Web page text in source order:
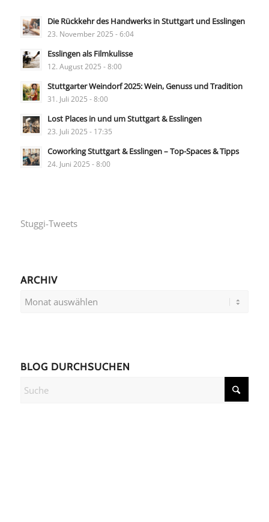
Die Rückkehr des Handwerks in Stuttgart und Esslingen
23. November 2025 - 6:04
Esslingen als Filmkulisse
12. August 2025 - 8:00
Stuttgarter Weindorf 2025: Wein, Genuss und Tradition
31. Juli 2025 - 8:00
Lost Places in und um Stuttgart & Esslingen
23. Juli 2025 - 17:35
Coworking Stuttgart & Esslingen – Top-Spaces & Tipps
24. Juni 2025 - 8:00
Stuggi-Tweets
ARCHIV
BLOG DURCHSUCHEN